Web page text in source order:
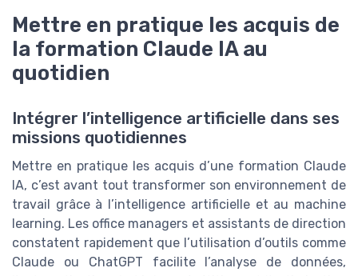
Mettre en pratique les acquis de
la formation Claude IA au
quotidien
Intégrer l’intelligence artificielle dans ses
missions quotidiennes
Mettre en pratique les acquis d’une formation Claude
IA, c’est avant tout transformer son environnement de
travail grâce à l’intelligence artificielle et au machine
learning. Les office managers et assistants de direction
constatent rapidement que l’utilisation d’outils comme
Claude ou ChatGPT facilite l’analyse de données,